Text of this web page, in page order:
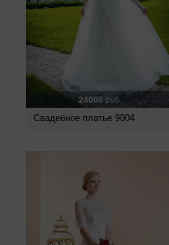
24000 руб.
Свадебное платье 9004